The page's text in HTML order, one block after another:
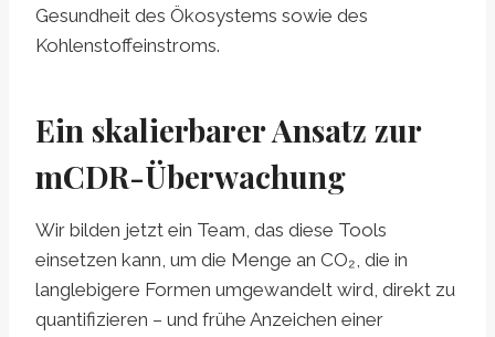
Gesundheit des Ökosystems sowie des
Kohlenstoffeinstroms.
Ein skalierbarer Ansatz zur
mCDR-Überwachung
Wir bilden jetzt ein Team, das diese Tools
einsetzen kann, um die Menge an CO₂, die in
langlebigere Formen umgewandelt wird, direkt zu
quantifizieren – und frühe Anzeichen einer